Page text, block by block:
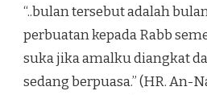
“..bulan tersebut adalah
perbuatan kepada Rabb
suka jika amalku diangkat
sedang berpuasa.” (HR. An-